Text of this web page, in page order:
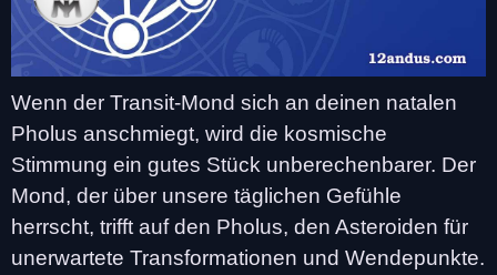
Wenn der Transit-Mond sich an deinen natalen
Pholus anschmiegt, wird die kosmische
Stimmung ein gutes Stück unberechenbarer. Der
Mond, der über unsere täglichen Gefühle
herrscht, trifft auf den Pholus, den Asteroiden für
unerwartete Transformationen und Wendepunkte.